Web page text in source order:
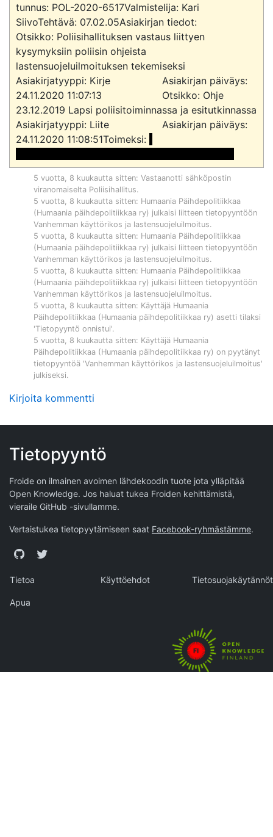
tunnus: POL-2020-6517Valmistelija: Kari
SiivoTehtävä: 07.02.05Asiakirjan tiedot:
Otsikko: Poliisihallituksen vastaus liittyen
kysymyksiin poliisin ohjeista
lastensuojeluilmoituksen tekemiseksi
Asiakirjatyyppi: Kirje			Asiakirjan päiväys:
24.11.2020 11:07:13			Otsikko: Ohje
23.12.2019 Lapsi poliisitoiminnassa ja esitutkinnassa
Asiakirjatyyppi: Liite			Asiakirjan päiväys:
5 vuotta, 8 kuukautta sitten: Vastaanotti sähköpostin
viranomaiselta Poliisihallitus.
5 vuotta, 8 kuukautta sitten: Humaania Päihdepolitiikkaa
(Humaania päihdepolitiikkaa ry) julkaisi liitteen tietopyyntöön
Vanhemman käyttörikos ja lastensuojeluilmoitus.
5 vuotta, 8 kuukautta sitten: Humaania Päihdepolitiikkaa
(Humaania päihdepolitiikkaa ry) julkaisi liitteen tietopyyntöön
Vanhemman käyttörikos ja lastensuojeluilmoitus.
5 vuotta, 8 kuukautta sitten: Humaania Päihdepolitiikkaa
(Humaania päihdepolitiikkaa ry) julkaisi liitteen tietopyyntöön
Vanhemman käyttörikos ja lastensuojeluilmoitus.
5 vuotta, 8 kuukautta sitten: Käyttäjä Humaania
Päihdepolitiikkaa (Humaania päihdepolitiikkaa ry) asetti tilaksi
'Tietopyyntö onnistui'.
5 vuotta, 8 kuukautta sitten: Käyttäjä Humaania
Päihdepolitiikkaa (Humaania päihdepolitiikkaa ry) on pyytänyt
tietopyyntöä 'Vanhemman käyttörikos ja lastensuojeluilmoitus'
julkiseksi.
Kirjoita kommentti
Tietopyyntö
Froide on ilmainen avoimen lähdekoodin tuote jota ylläpitää
Open Knowledge. Jos haluat tukea Froiden kehittämistä,
vieraile GitHub -sivullamme.
Vertaistukea tietopyytämiseen saat Facebook-ryhmästämme.
GitHubTwitter
Tietoa Käyttöehdot Tietosuojakäytännöt
Apua